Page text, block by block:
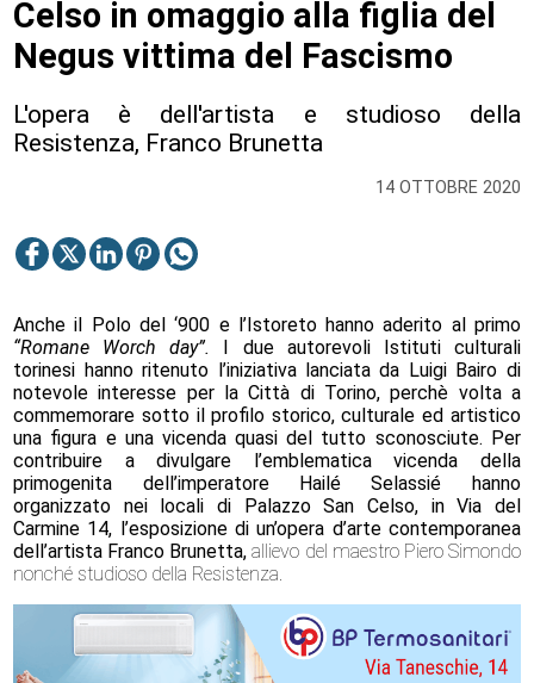
14 OTTOBRE 2020
Celso in omaggio alla figlia del
Negus vittima del Fascismo
L'opera è dell'artista e studioso della
Resistenza, Franco Brunetta
Anche il Polo del ‘900 e l’Istoreto hanno aderito al primo
“Romane Worch day”. I due autorevoli Istituti culturali
torinesi hanno ritenuto l’iniziativa lanciata da Luigi Bairo di
notevole interesse per la Città di Torino, perchè volta a
commemorare sotto il profilo storico, culturale ed artistico
una figura e una vicenda quasi del tutto sconosciute. Per
contribuire a divulgare l’emblematica vicenda della
primogenita dell’imperatore Hailé Selassié hanno
organizzato nei locali di Palazzo San Celso, in Via del
Carmine 14, l’esposizione di un’opera d’arte contemporanea
dell’artista Franco Brunetta,allievo del maestro Piero Simondo
nonché studioso della Resistenza.